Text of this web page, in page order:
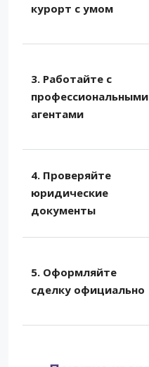
курорт с умом
3. Работайте с
профессиональными
агентами
4. Проверяйте
юридические
документы
5. Оформляйте
сделку официально